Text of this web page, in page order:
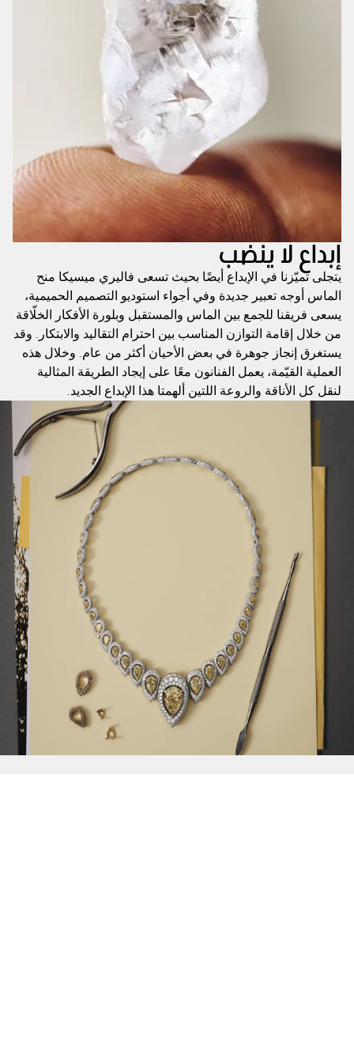
إبداع لا ينضب
يتجلى تميّزنا في الإبداع أيضًا بحيث تسعى فاليري ميسيكا منح
الماس أوجه تعبير جديدة وفي أجواء استوديو التصميم الحميمية،
يسعى فريقنا للجمع بين الماس والمستقبل وبلورة الأفكار الخلّاقة
من خلال إقامة التوازن المناسب بين احترام التقاليد والابتكار. وقد
يستغرق إنجاز جوهرة في بعض الأحيان أكثر من عام. وخلال هذه
العملية القيّمة، يعمل الفنانون معًا على إيجاد الطريقة المثالية
لنقل كل الأناقة والروعة اللتين ألهمتا هذا الإبداع الجديد.